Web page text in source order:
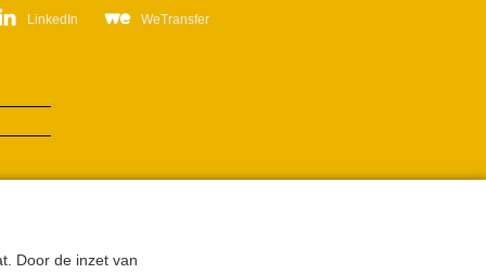
Door de inzet van
LinkedIn WeTransfer